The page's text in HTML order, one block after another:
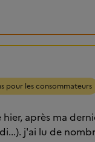
pour les consommateurs
après ma
j'ai lu de